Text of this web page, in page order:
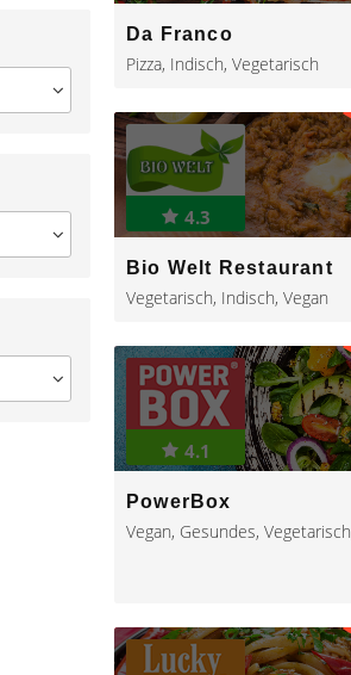
Da Franco
Pizza, Indisch, Vegetarisch
4.3
Bio Welt Restaurant
Vegetarisch, Indisch, Vegan
4.1
PowerBox
Vegan, Gesundes, Vegetarisch